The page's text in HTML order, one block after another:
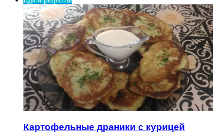
Картофельные драники с курицей